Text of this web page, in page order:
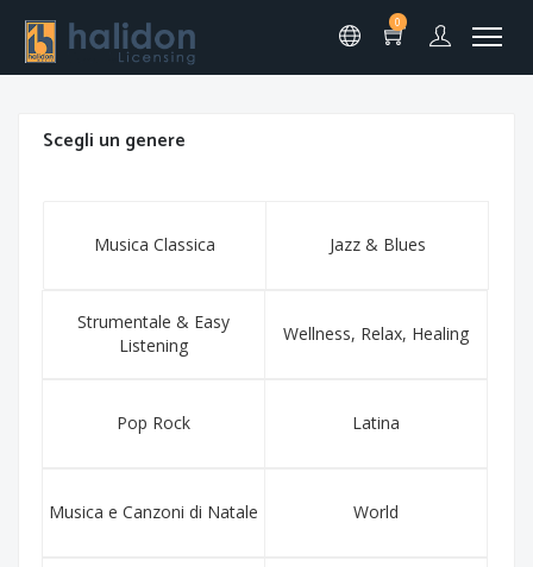
0
Scegli un genere
Musica Classica Jazz & Blues
Strumentale & Easy
Listening
Wellness, Relax, Healing
Pop Rock Latina
Musica e Canzoni di Natale World